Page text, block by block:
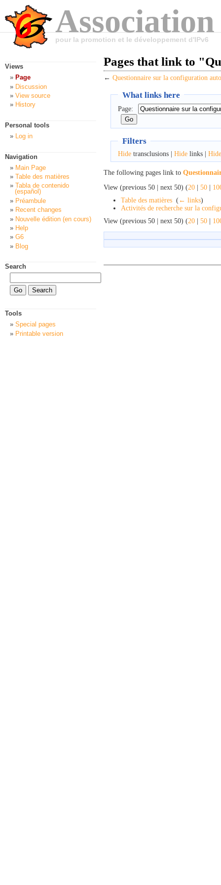
pour la promotion et le développement d'IPv6
Pages that link to
← Questionnaire sur la configuration
What links here
Page:
Filters
Hidetransclusions | Hidelinks | Hide
The following pages link to
View (previous 50 | next 50) (20 | 50 |
Table des matières ( ← links)
Activités de recherche sur la
View (previous 50 | next 50) (20 | 50 |
Views
Page
Discussion
View source
History
Personal tools
Log in
Navigation
Main Page
Table des matières
Tabla de contenido
(español)
Préambule
Recent changes
Nouvelle édition (en cours)
Help
G6
Blog
Search
Tools
Special pages
Printable version